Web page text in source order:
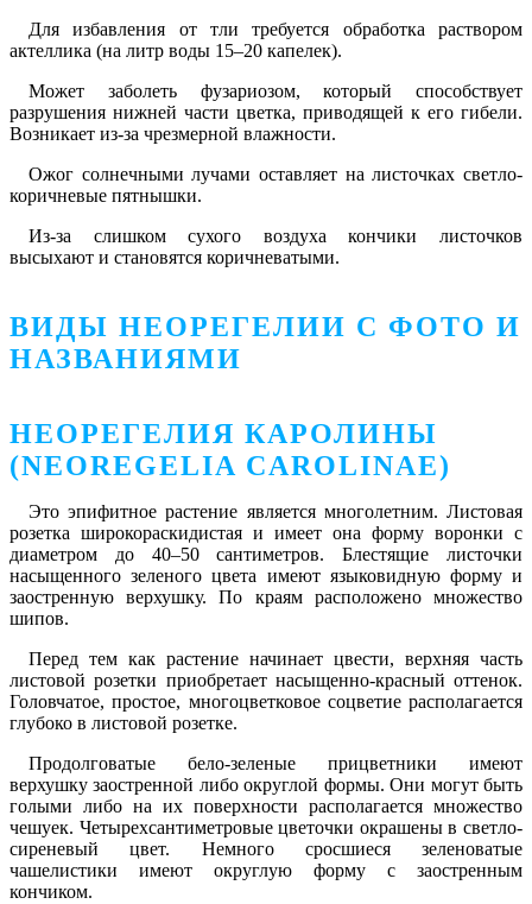
Для избавления от тли требуется обработка раствором
актеллика (на литр воды 15–20 капелек).
Может заболеть фузариозом, который способствует
разрушения нижней части цветка, приводящей к его гибели.
Возникает из-за чрезмерной влажности.
Ожог солнечными лучами оставляет на листочках светло-
коричневые пятнышки.
Из-за слишком сухого воздуха кончики листочков
высыхают и становятся коричневатыми.
ВИДЫ НЕОРЕГЕЛИИ С ФОТО И
НАЗВАНИЯМИ
НЕОРЕГЕЛИЯ КАРОЛИНЫ
(NEOREGELIA CAROLINAE)
Это эпифитное растение является многолетним. Листовая
розетка широкораскидистая и имеет она форму воронки с
диаметром до 40–50 сантиметров. Блестящие листочки
насыщенного зеленого цвета имеют языковидную форму и
заостренную верхушку. По краям расположено множество
шипов.
Перед тем как растение начинает цвести, верхняя часть
листовой розетки приобретает насыщенно-красный оттенок.
Головчатое, простое, многоцветковое соцветие располагается
глубоко в листовой розетке.
Продолговатые бело-зеленые прицветники имеют
верхушку заостренной либо округлой формы. Они могут быть
голыми либо на их поверхности располагается множество
чешуек. Четырехсантиметровые цветочки окрашены в светло-
сиреневый цвет. Немного сросшиеся зеленоватые
чашелистики имеют округлую форму с заостренным
кончиком.